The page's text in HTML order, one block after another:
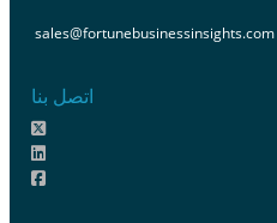
sales@fortunebusinessinsights.com
اتصل بنا